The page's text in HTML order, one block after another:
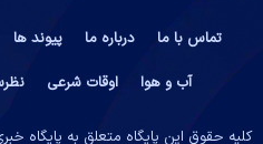
تماس با ما درباره ما پیوند ها
آب و هوا
اوقات شرعی
کلیه حقوق این پایگاه متعلق به پایگاه